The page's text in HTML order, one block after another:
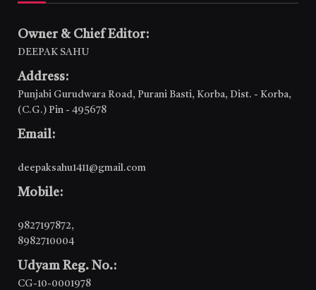
Owner & Chief Editor:
DEEPAK SAHU
Address:
Punjabi Gurudwara Road, Purani Basti, Korba, Dist. - Korba,
(C.G.) Pin - 495678
Email:
deepaksahu1411@gmail.com
Mobile:
9827197872,
8982710004
Udyam Reg. No.:
CG-10-0001978